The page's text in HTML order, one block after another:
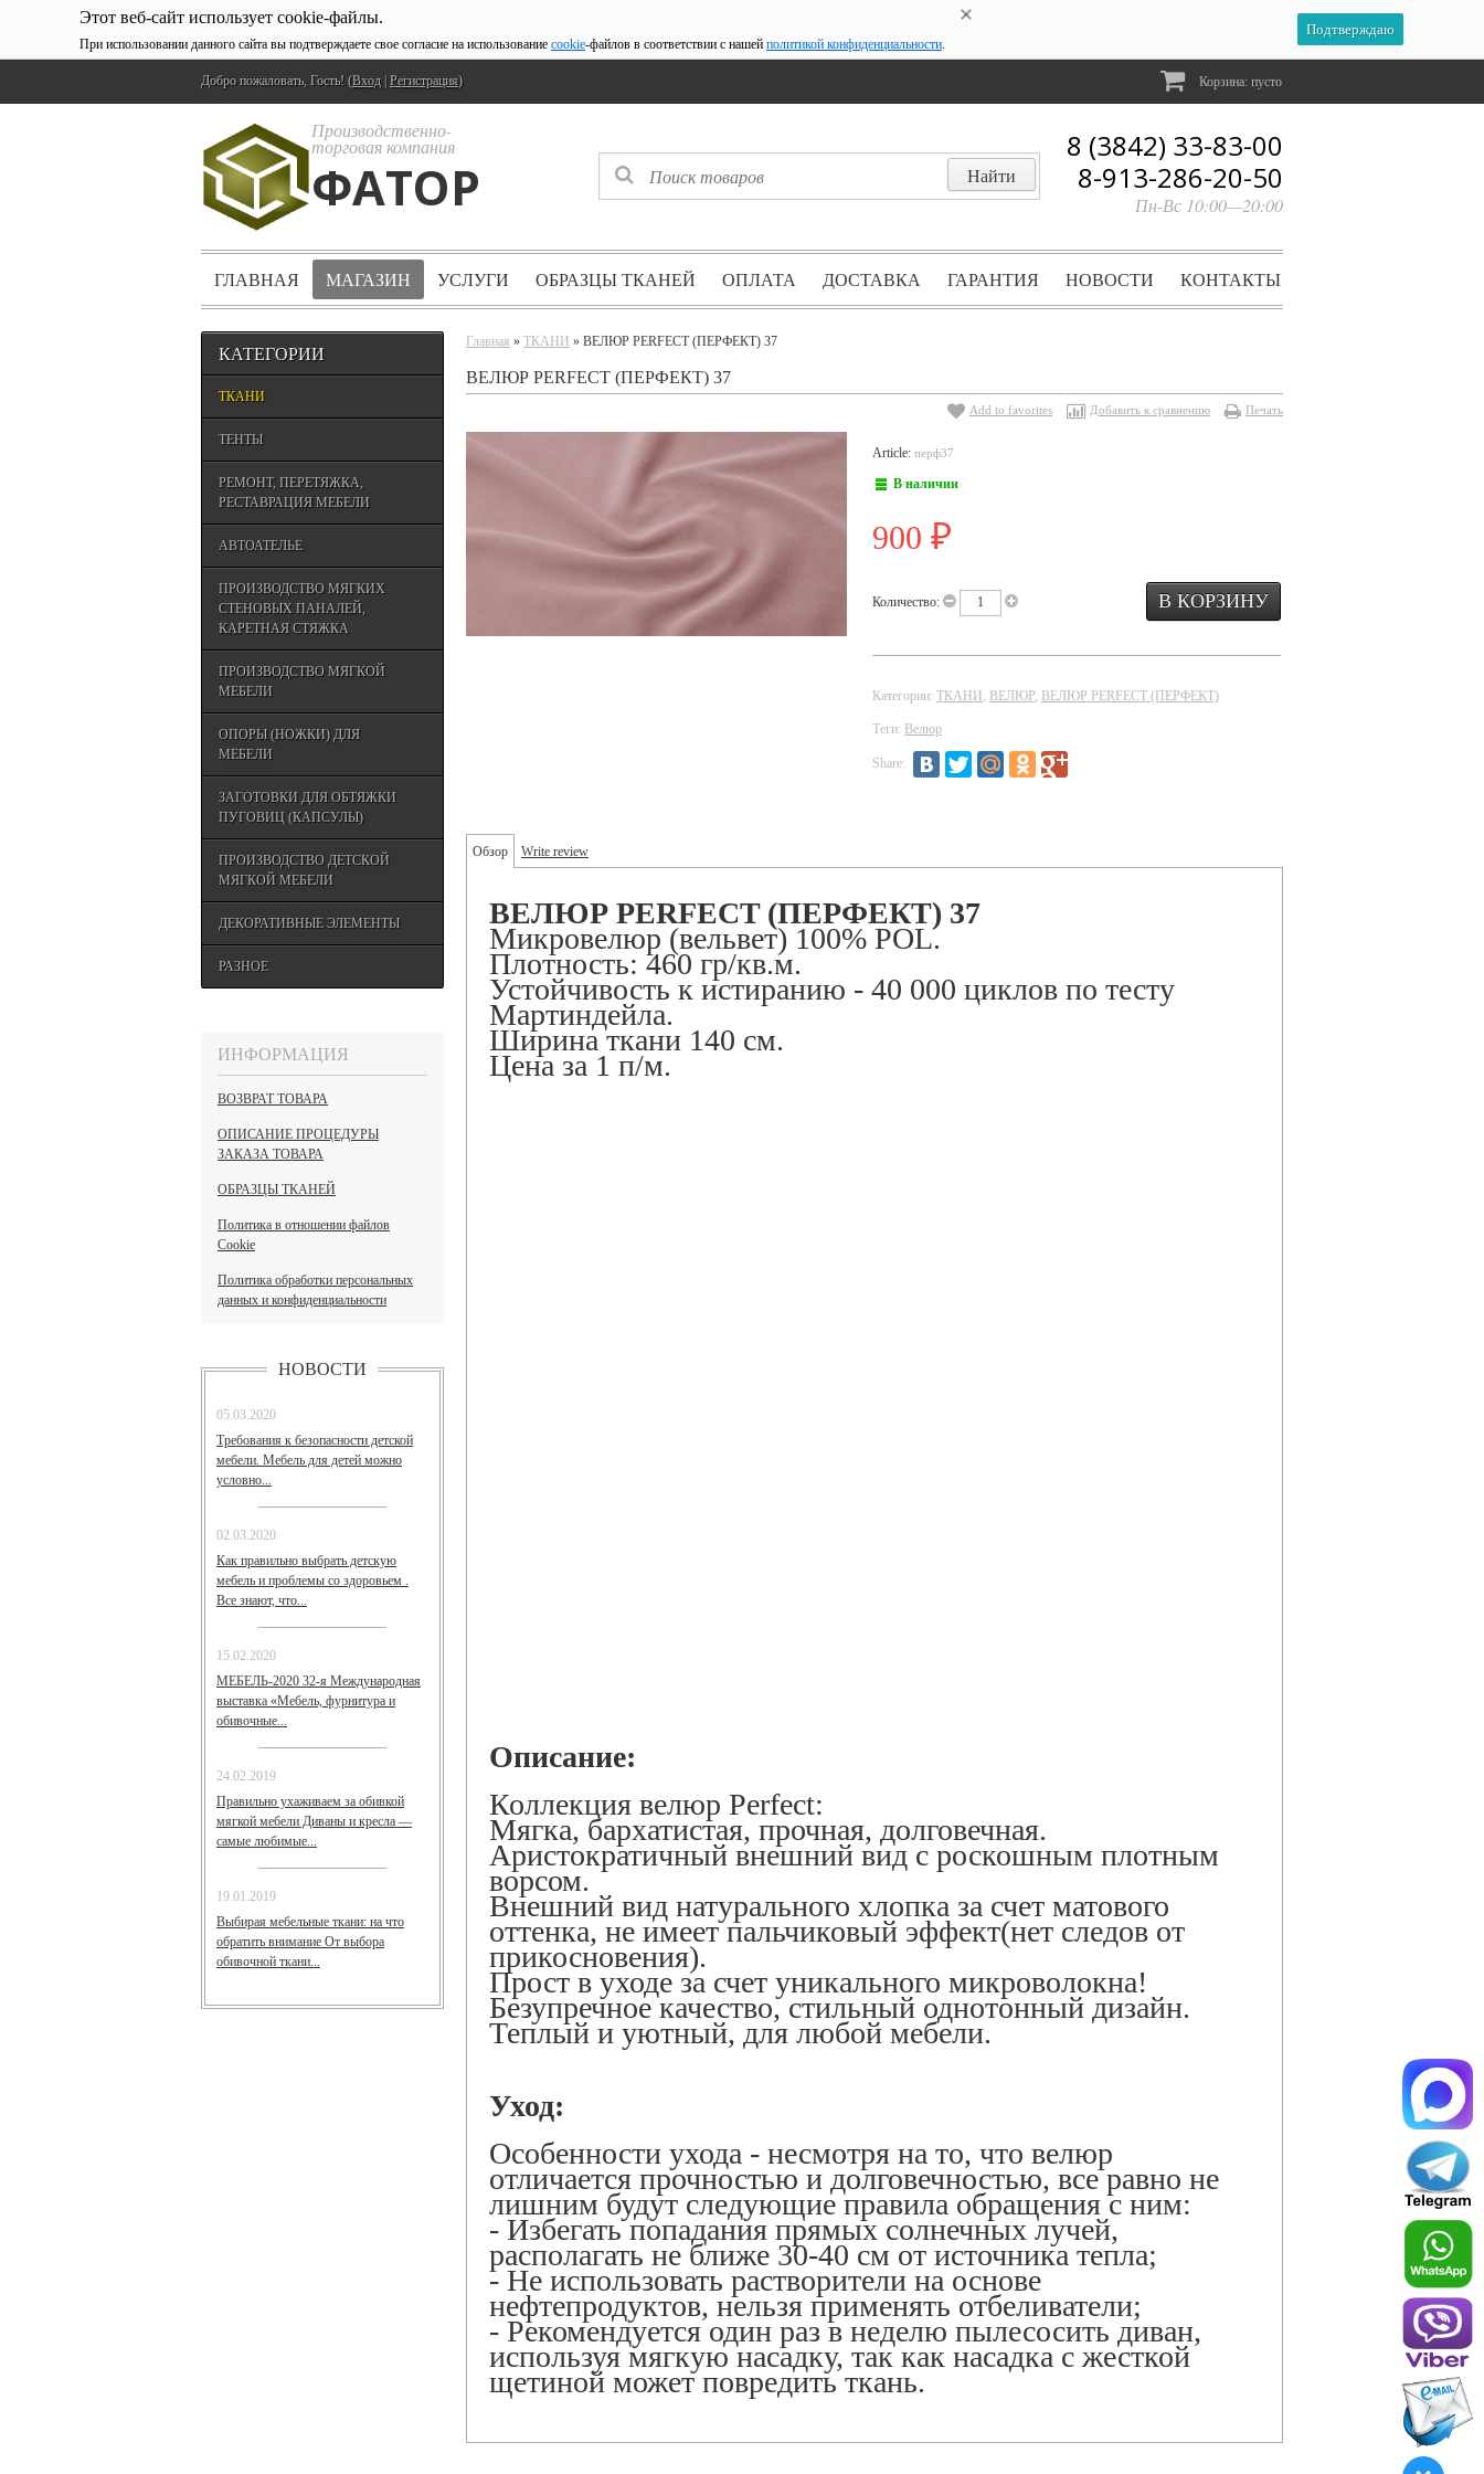
Этот веб-сайт использует cookie-файлы.
При использовании данного сайта вы подтверждаете свое согласие на использование cookie-файлов в соответствии с нашей политикой конфиденциальности.
Подтверждаю
Добро пожаловать, Гость! (Вход Регистрация) Корзина: пусто
Производственно-
торговая компания
ФАТОР
8 (3842) 33-83-00
8-913-286-20-50
Пн-Вс 10:00—20:00
ГЛАВНАЯ МАГАЗИН УСЛУГИ ОБРАЗЦЫ ТКАНЕЙ ОПЛАТА ДОСТАВКА ГАРАНТИЯ НОВОСТИ КОНТАКТЫ
КАТЕГОРИИ
ТКАНИ
ТЕНТЫ
РЕМОНТ, ПЕРЕТЯЖКА,
РЕСТАВРАЦИЯ МЕБЕЛИ
АВТОАТЕЛЬЕ
ПРОИЗВОДСТВО МЯГКИХ
СТЕНОВЫХ ПАНАЛЕЙ,
КАРЕТНАЯ СТЯЖКА
ПРОИЗВОДСТВО МЯГКОЙ
МЕБЕЛИ
ОПОРЫ (НОЖКИ) ДЛЯ
МЕБЕЛИ
ЗАГОТОВКИ ДЛЯ ОБТЯЖКИ
ПУГОВИЦ (КАПСУЛЫ)
ПРОИЗВОДСТВО ДЕТСКОЙ
МЯГКОЙ МЕБЕЛИ
ДЕКОРАТИВНЫЕ ЭЛЕМЕНТЫ
РАЗНОЕ
ИНФОРМАЦИЯ
ВОЗВРАТ ТОВАРА
ОПИСАНИЕ ПРОЦЕДУРЫ
ЗАКАЗА ТОВАРА
ОБРАЗЦЫ ТКАНЕЙ
Политика в отношении файлов
Cookie
Политика обработки персональных
данных и конфиденциальности
НОВОСТИ
05.03.2020
Требования к безопасности детской
мебели. Мебель для детей можно
условно...
02.03.2020
Как правильно выбрать детскую
мебель и проблемы со здоровьем .
Все знают, что...
15.02.2020
МЕБЕЛЬ-2020 32-я Международная
выставка «Мебель, фурнитура и
обивочные...
24.02.2019
Правильно ухаживаем за обивкой
мягкой мебели Диваны и кресла —
самые любимые...
19.01.2019
Выбирая мебельные ткани: на что
обратить внимание От выбора
обивочной ткани...
Главная » ТКАНИ » ВЕЛЮР PERFECT (ПЕРФЕКТ) 37
ВЕЛЮР PERFECT (ПЕРФЕКТ) 37
Add to favorites Добавить к сравнению Печать
Article: перф37
В наличии
900 ₽
Количество:
Категории: ТКАНИ , ВЕЛЮР, ВЕЛЮР PERFECT (ПЕРФЕКТ)
Теги: Велюр
Share:
Обзор Write review
ВЕЛЮР PERFECT (ПЕРФЕКТ) 37
Микровелюр (вельвет) 100% POL.
Плотность: 460 гр/кв.м.
Устойчивость к истиранию - 40 000 циклов по тесту
Мартиндейла.
Ширина ткани 140 см.
Цена за 1 п/м.
Описание:
Коллекция велюр Perfect:
Мягка, бархатистая, прочная, долговечная.
Аристократичный внешний вид с роскошным плотным
ворсом.
Внешний вид натурального хлопка за счет матового
оттенка, не имеет пальчиковый эффект(нет следов от
прикосновения).
Прост в уходе за счет уникального микроволокна!
Безупречное качество, стильный однотонный дизайн.
Теплый и уютный, для любой мебели.
Уход:
Особенности ухода - несмотря на то, что велюр
отличается прочностью и долговечностью, все равно не
лишним будут следующие правила обращения с ним:
- Избегать попадания прямых солнечных лучей,
располагать не ближе 30-40 см от источника тепла;
- Не использовать растворители на основе
нефтепродуктов, нельзя применять отбеливатели;
- Рекомендуется один раз в неделю пылесосить диван,
используя мягкую насадку, так как насадка с жесткой
щетиной может повредить ткань.